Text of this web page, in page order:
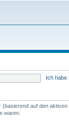
Ich habe
auf den
waren.